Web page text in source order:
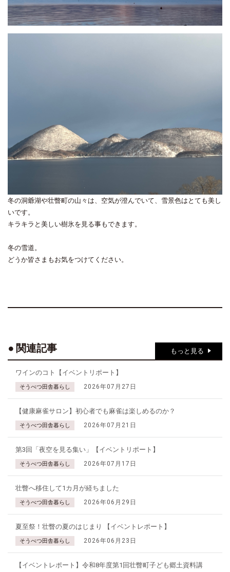
冬の洞爺湖や壮瞥町の山々は、空気が澄んでいて、雪景色はとても美し
いです。
キラキラと美しい樹氷を見る事もできます。
冬の雪道。
どうか皆さまもお気をつけてください。
関連記事 もっと見る
ワインのコト【イベントリポート】
そうべつ田舎暮らし 2026年07月27日
【健康麻雀サロン】初心者でも麻雀は楽しめるのか？
そうべつ田舎暮らし 2026年07月21日
第3回「夜空を見る集い」【イベントリポート】
そうべつ田舎暮らし 2026年07月17日
壮瞥へ移住して1カ月が経ちました
そうべつ田舎暮らし 2026年06月29日
夏至祭！壮瞥の夏のはじまり 【イベントレポート】
そうべつ田舎暮らし 2026年06月23日
【イベントレポート】令和8年度第1回壮瞥町子ども郷土資料講